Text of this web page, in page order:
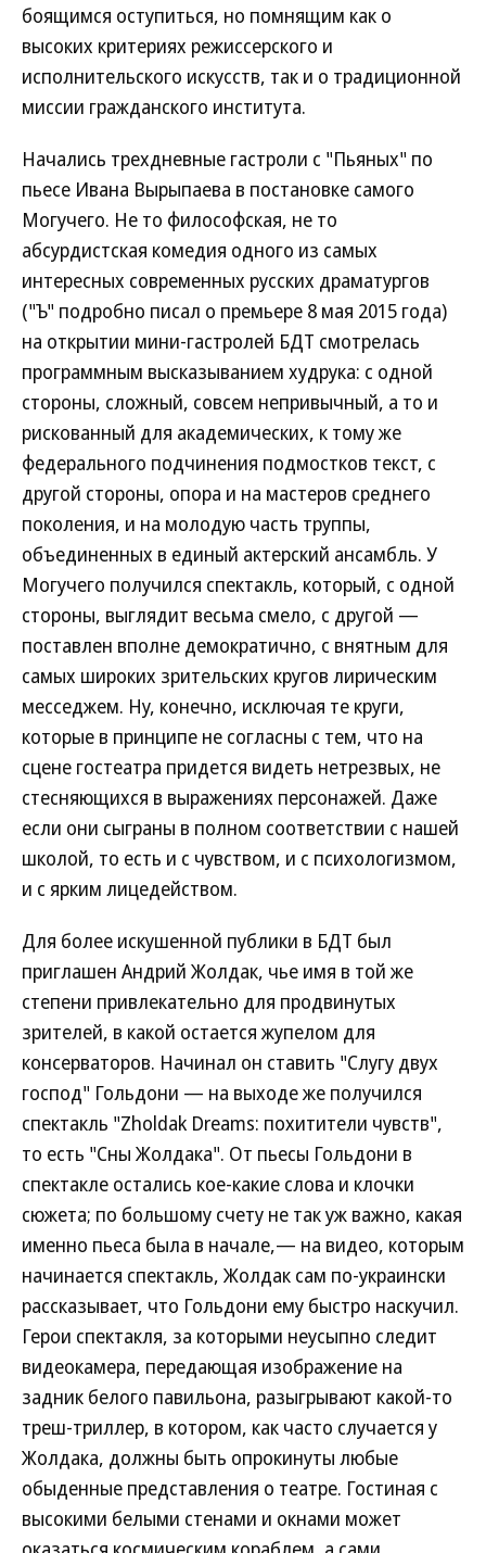
боящимся оступиться, но помнящим как о
высоких критериях режиссерского и
исполнительского искусств, так и о традиционной
миссии гражданского института.
Начались трехдневные гастроли с "Пьяных" по
пьесе Ивана Вырыпаева в постановке самого
Могучего. Не то философская, не то
абсурдистская комедия одного из самых
интересных современных русских драматургов
("Ъ" подробно писал о премьере 8 мая 2015 года)
на открытии мини-гастролей БДТ смотрелась
программным высказыванием худрука: с одной
стороны, сложный, совсем непривычный, а то и
рискованный для академических, к тому же
федерального подчинения подмостков текст, с
другой стороны, опора и на мастеров среднего
поколения, и на молодую часть труппы,
объединенных в единый актерский ансамбль. У
Могучего получился спектакль, который, с одной
стороны, выглядит весьма смело, с другой —
поставлен вполне демократично, с внятным для
самых широких зрительских кругов лирическим
месседжем. Ну, конечно, исключая те круги,
которые в принципе не согласны с тем, что на
сцене гостеатра придется видеть нетрезвых, не
стесняющихся в выражениях персонажей. Даже
если они сыграны в полном соответствии с нашей
школой, то есть и с чувством, и с психологизмом,
и с ярким лицедейством.
Для более искушенной публики в БДТ был
приглашен Андрий Жолдак, чье имя в той же
степени привлекательно для продвинутых
зрителей, в какой остается жупелом для
консерваторов. Начинал он ставить "Слугу двух
господ" Гольдони — на выходе же получился
спектакль "Zholdak Dreams: похитители чувств",
то есть "Сны Жолдака". От пьесы Гольдони в
спектакле остались кое-какие слова и клочки
сюжета; по большому счету не так уж важно, какая
именно пьеса была в начале,— на видео, которым
начинается спектакль, Жолдак сам по-украински
рассказывает, что Гольдони ему быстро наскучил.
Герои спектакля, за которыми неусыпно следит
видеокамера, передающая изображение на
задник белого павильона, разыгрывают какой-то
треш-триллер, в котором, как часто случается у
Жолдака, должны быть опрокинуты любые
обыденные представления о театре. Гостиная с
высокими белыми стенами и окнами может